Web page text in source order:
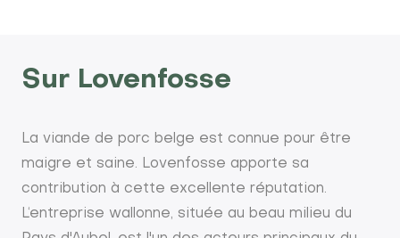
Sur Lovenfosse
La viande de porc belge est connue pour être
maigre et saine. Lovenfosse apporte sa
contribution à cette excellente réputation.
L‘entreprise wallonne, située au beau milieu du